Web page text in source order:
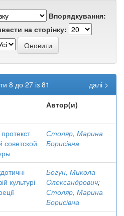
Впорядкування:
на сторінку:
8 до 27 із 81
далі >
Автор(и)
советской
Столяр, Марина
Борисівна
культурі
Богун, Микола
Олександрович;
Столяр, Марина
Борисівна